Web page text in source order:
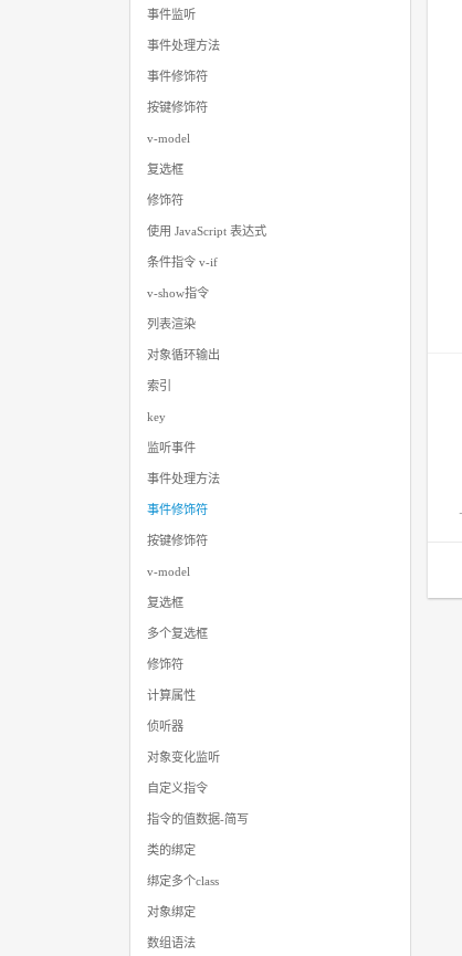
事件监听
事件处理方法
事件修饰符
按键修饰符
v-model
复选框
修饰符
使用 JavaScript 表达式
条件指令 v-if
v-show指令
列表渲染
对象循环输出
索引
key
监听事件
事件处理方法
事件修饰符
按键修饰符
v-model
复选框
多个复选框
修饰符
计算属性
侦听器
对象变化监听
自定义指令
指令的值数据-简写
类的绑定
绑定多个class
对象绑定
数组语法